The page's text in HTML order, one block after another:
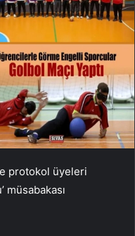
protokol üyeleri
müsabakası